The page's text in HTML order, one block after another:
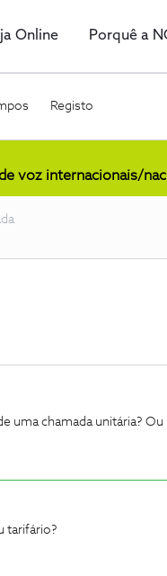
Online Porquê a
Registo
voz internacionais/
uma chamada unitária? Ou
tarifário?